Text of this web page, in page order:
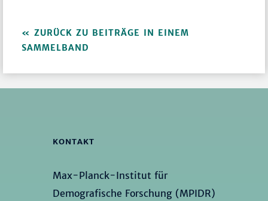
ZURÜCK ZU BEITRÄGE IN EINEM
SAMMELBAND
KONTAKT
Max-Planck-Institut für
Demografische Forschung (MPIDR)